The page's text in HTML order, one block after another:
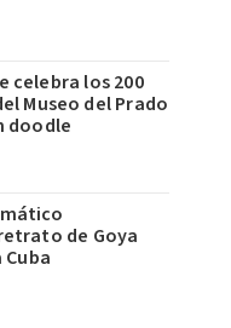
celebra los 200
Museo del Prado
doodle
de Goya